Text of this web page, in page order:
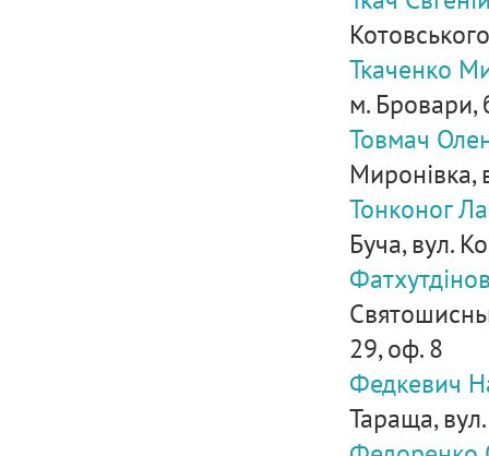
Ткаченко
м. Бровари,
Товмач
Миронівка,
Тонконог
Буча, вул.
29, оф. 8
Федкевич
Тараща,